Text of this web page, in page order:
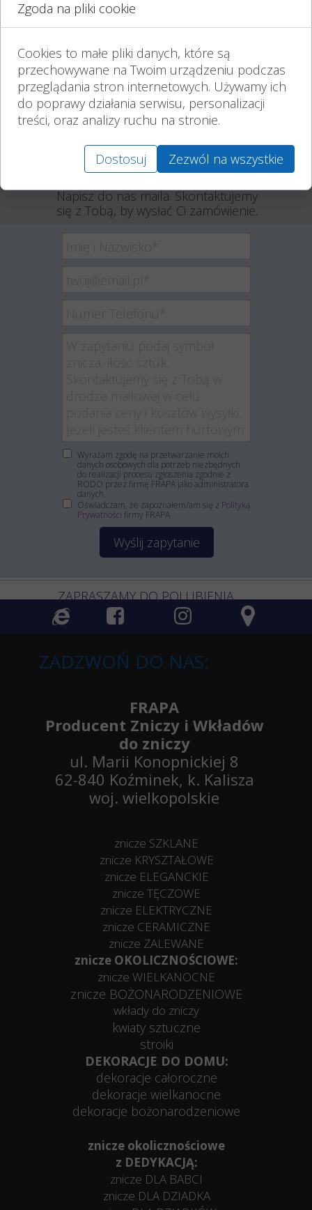
polskich materiałów.
Czas wypalania podany jest w przybliżeniu,
atmosferycznych oraz wielkości zastosowanego
wkładu.
Przechowywać w suchym, chłodnym i
zacienionym pomieszczeniu.
Różnice kolorystyczne mogą wynikać z
indywidualnych ustawień i kalibracji kolorów na
monitorze klienta.
01 kwietnia 2026
Napisz do nas maila. Skontaktujemy
się z Tobą, by wysłać Ci zamówienie.
Wyrażam zgodę na przetwarzanie moich
danych osobowych dla potrzeb niezbędnych
do realizacji procesu zgłoszenia zgodnie z
RODO przez firmę FRAPA jako administratora
danych.
Oświadczam, że zapoznałem/am się z Polityką
Prywatności firmy FRAPA
Wyślij zapytanie
ZAPRASZAMY DO POLUBIENIA
ZADZWOŃ DO NAS:
FRAPA
Producent Zniczy i Wkładów
do zniczy
ul. Marii Konopnickiej 8
62-840 Koźminek, k. Kalisza
woj. wielkopolskie
znicze SZKLANE
znicze KRYSZTAŁOWE
znicze ELEGANCKIE
znicze TĘCZOWE
znicze ELEKTRYCZNE
znicze CERAMICZNE
znicze ZALEWANE
znicze OKOLICZNOŚCIOWE:
znicze WIELKANOCNE
znicze BOŻONARODZENIOWE
wkłady do zniczy
kwiaty sztuczne
stroiki
DEKORACJE DO DOMU:
dekoracje całoroczne
dekoracje wielkanocne
dekoracje bożonarodzeniowe
znicze okolicznościowe
z DEDYKACJĄ:
znicze DLA BABCI
znicze DLA DZIADKA
Zgoda na pliki cookie
Cookies to małe pliki danych, które są
przechowywane na Twoim urządzeniu podczas
przeglądania stron internetowych. Używamy ich
do poprawy działania serwisu, personalizacji
treści, oraz analizy ruchu na stronie.
Dostosuj Zezwól na wszystkie